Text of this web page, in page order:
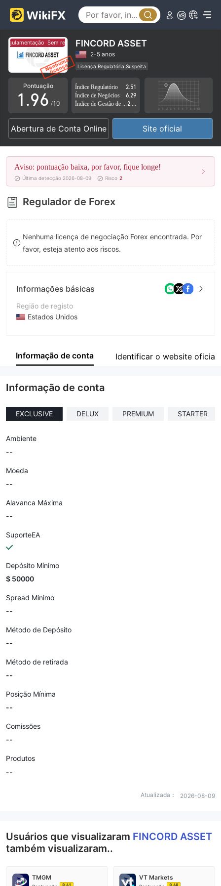
Sem regulamentaçãoFINCORD ASSET
2-5 anos
Licença Regulatória Suspeita
Região de negócios suspeita
Risco potencial alto
Pontuação
0
1
2
3
4
5
6
7
8
9
.
5
6
7
8
9
2
3
4
5
6
7
8
9
/10
Índice Regulatório
2.51
Índice de Negócios
6.29
Abertura de Conta Online Site oficial
Aviso: pontuação baixa, por favor, fique longe!
Última detecção 2026-08-09 Risco 2
Regulador de Forex
Nenhuma licença de negociação Forex encontrada. Por
favor, esteja atento aos riscos.
Informações básicas
Região de registo
Estados Unidos
Empresa
Informação de conta Identificar o website oficial
Informação de conta
EXCLUSIVE DELUX PREMIUM STARTER
Ambiente
--
Moeda
--
Alavanca Máxima
--
SuporteEA
Depósito Mínimo
$ 50000
Spread Mínimo
--
Método de Depósito
--
Método de retirada
--
Posição Mínima
--
Comissões
--
Produtos
--
Atualizada： 2026-08-09
Usuários que visualizaram FINCORD ASSET
também visualizaram..
TMGM VT Markets